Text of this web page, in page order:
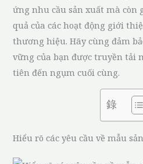
ứng nhu cầu sản xuất mà còn
quả của các hoạt động giới
thương hiệu. Hãy cùng đảm
vững của bạn được truyền tải
tiên đến ngụm cuối cùng.
錄
Hiểu rõ các yêu cầu về mẫu